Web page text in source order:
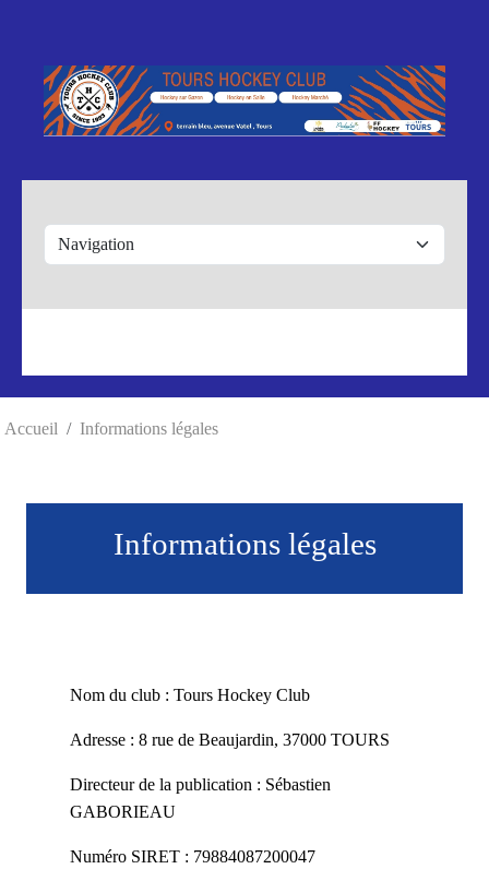
Accueil Informations légales
Informations légales
Nom du club : Tours Hockey Club
Adresse : 8 rue de Beaujardin, 37000 TOURS
Directeur de la publication : Sébastien
GABORIEAU
Numéro SIRET : 79884087200047